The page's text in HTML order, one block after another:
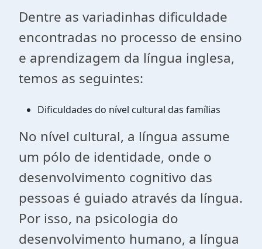
Dentre as variadinhas dificuldade
encontradas no processo de ensino
e aprendizagem da língua inglesa,
temos as seguintes:
Dificuldades do nível cultural das famílias
No nível cultural, a língua assume
um pólo de identidade, onde o
desenvolvimento cognitivo das
pessoas é guiado através da língua.
Por isso, na psicologia do
desenvolvimento humano, a língua